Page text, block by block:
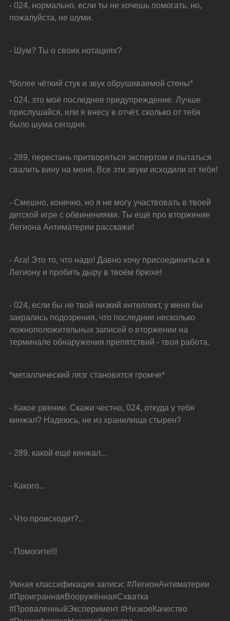
- 024, нормально, если ты не хочешь помогать, но,
пожалуйста, не шуми.
- Шум? Ты о своих нотациях?
*более чёткий стук и звук обрушиваемой стены*
- 024, это моё последнее предупреждение. Лучше
прислушайся, или я внесу в отчёт, сколько от тебя
было шума сегодня.
- 289, перестань притворяться экспертом и пытаться
свалить вину на меня. Все эти звуки исходили от тебя!
- Смешно, конечно, но я не могу участвовать в твоей
детской игре с обвинениями. Ты ещё про вторжение
Легиона Антиматерии расскажи!
- Ага! Это то, что надо! Давно хочу присоединиться к
Легиону и пробить дыру в твоём брюхе!
- 024, если бы не твой низкий интеллект, у меня бы
закрались подозрения, что последние несколько
ложноположительных записей о вторжении на
терминале обнаружения препятствий - твоя работа.
*металлический лязг становится громче*
- Какое рвение. Скажи честно, 024, откуда у тебя
кинжал? Надеюсь, не из хранилища стырен?
- 289, какой ещё кинжал...
- Какого...
- Что происходит?..
- Помогите!!!
Умная классификация записи: #ЛегионАнтиматерии
#ПроиграннаяВооружённаяСхватка
#ПроваленныйЭксперимент #НизкоеКачество